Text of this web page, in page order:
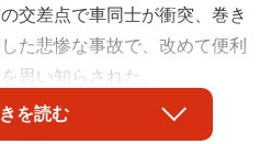
交差点で車同士が衝突、巻き
た悲惨な事故で、改めて便利
思い知らされた。
運転がクローズアップされ、
を読む